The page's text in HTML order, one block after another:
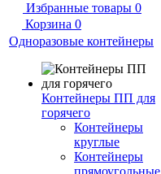
Избранные товары 0
Корзина 0
Одноразовые контейнеры
Контейнеры ПП для
горячего
Контейнеры
круглые
Контейнеры
прямоугольные